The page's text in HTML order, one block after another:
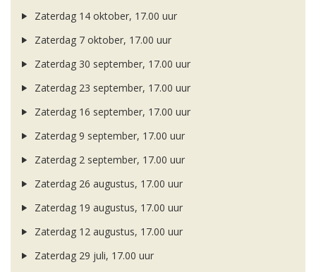
Zaterdag 14 oktober, 17.00 uur
Zaterdag 7 oktober, 17.00 uur
Zaterdag 30 september, 17.00 uur
Zaterdag 23 september, 17.00 uur
Zaterdag 16 september, 17.00 uur
Zaterdag 9 september, 17.00 uur
Zaterdag 2 september, 17.00 uur
Zaterdag 26 augustus, 17.00 uur
Zaterdag 19 augustus, 17.00 uur
Zaterdag 12 augustus, 17.00 uur
Zaterdag 29 juli, 17.00 uur